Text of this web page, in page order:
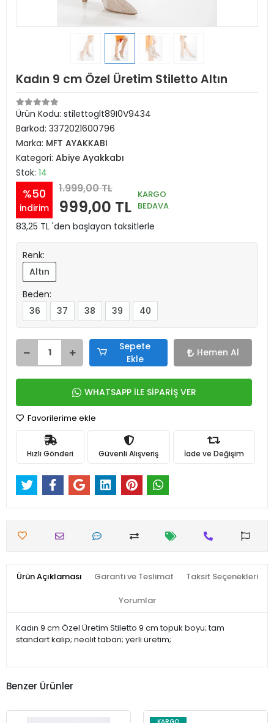
Kadın 9 cm Özel Üretim Stiletto Altın
Ürün Kodu: stilettoglt89I0V9434
Barkod: 3372021600796
Marka: MFT AYAKKABI
Kategori: Abiye Ayakkabı
Stok: 14
%50
indirim
1.999,00 TL
999,00 TL
KARGO
BEDAVA
83,25 TL 'den başlayan taksitlerle
Renk:
Altın
Beden:
36
37 38 39 40
Sepete
Ekle
Hemen Al
WHATSAPP İLE SİPARİŞ VER
Favorilerime ekle
Hızlı Gönderi Güvenli Alışveriş İade ve Değişim
Ürün Açıklaması Garanti ve Teslimat Taksit Seçenekleri
Yorumlar
Kadın 9 cm Özel Üretim Stiletto 9 cm topuk boyu; tam
standart kalıp; neolıt taban; yerli üretim;
Benzer Ürünler